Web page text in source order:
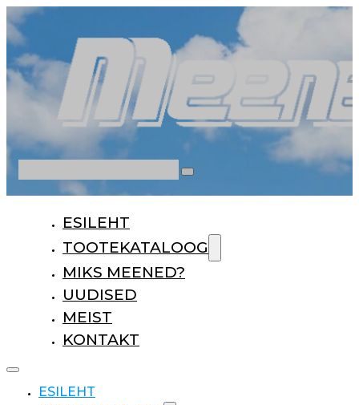
ESILEHT
TOOTEKATALOOG
MIKS MEENED?
UUDISED
MEIST
KONTAKT
ESILEHT